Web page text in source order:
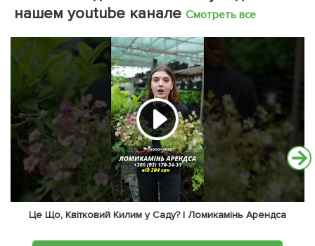
нашем youtube канале Смотреть все
Це Що, Квітковий Килим у Саду? | Ломикамінь Арендса